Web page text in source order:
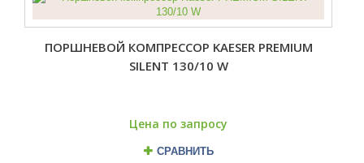
ПОРШНЕВОЙ КОМПРЕССОР KAESER PREMIUM
SILENT 130/10 W
Цена по запросу
СРАВНИТЬ